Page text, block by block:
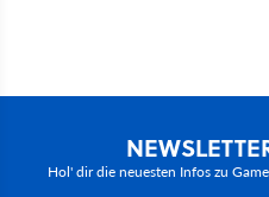
Hol' dir die neuesten Infos zu